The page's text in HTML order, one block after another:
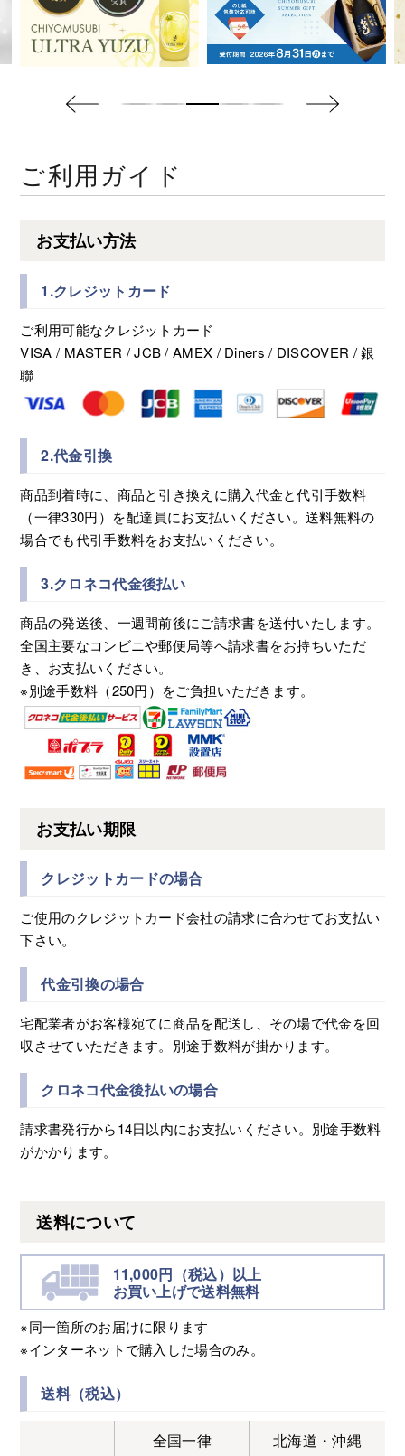
ご利用ガイド
お支払い方法
1.クレジットカード
ご利用可能なクレジットカード
VISA / MASTER / JCB / AMEX / Diners / DISCOVER / 銀
聯
2.代金引換
商品到着時に、商品と引き換えに購入代金と代引手数料
（一律330円）を配達員にお支払いください。送料無料の
場合でも代引手数料をお支払いください。
3.クロネコ代金後払い
商品の発送後、一週間前後にご請求書を送付いたします。
全国主要なコンビニや郵便局等へ請求書をお持ちいただ
き、お支払いください。
※別途手数料（250円）をご負担いただきます。
お支払い期限
クレジットカードの場合
ご使用のクレジットカード会社の請求に合わせてお支払い
下さい。
代金引換の場合
宅配業者がお客様宛てに商品を配送し、その場で代金を回
収させていただきます。別途手数料が掛かります。
クロネコ代金後払いの場合
請求書発行から14日以内にお支払いください。別途手数料
がかかります。
送料について
11,000円（税込）以上
お買い上げで送料無料
※同一箇所のお届けに限ります
※インターネットで購入した場合のみ。
送料（税込）
全国一律
北海道・沖縄